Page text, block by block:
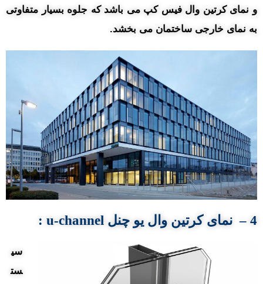
و نمای کرتین وال فیس کپ می باشد که جلوه بسیار متفاوتی
به نمای خارجی ساختمان می بخشد.
4 – نمای کرتین وال یو چنل u-channel
:
سی
ست